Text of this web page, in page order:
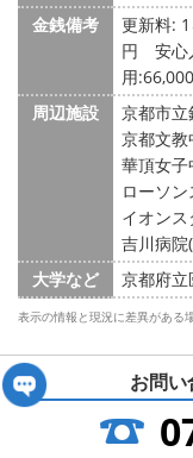
金銭備考
更新料: 1
円
安
用
周辺施設
京都市
京都文
華頂女
ローソ
イオン
吉川病
大学など
京都府
表示の情報と現況に差異がある
お問い